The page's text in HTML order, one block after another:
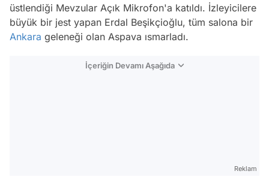
üstlendiği Mevzular Açık Mikrofon'a katıldı. İzleyicilere
büyük bir jest yapan Erdal Beşikçioğlu, tüm salona bir
Ankara geleneği olan Aspava ısmarladı.
İçeriğin Devamı Aşağıda
Reklam